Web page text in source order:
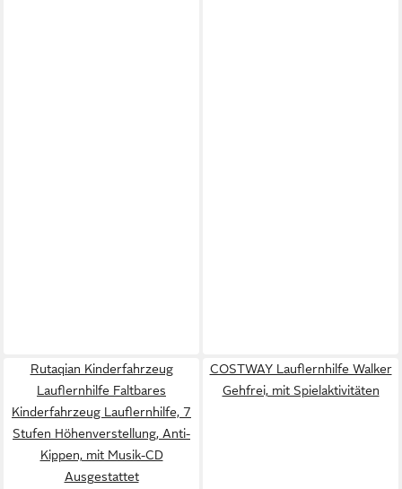
Rutaqian Kinderfahrzeug
Lauflernhilfe Faltbares
Kinderfahrzeug Lauflernhilfe, 7
Stufen Höhenverstellung, Anti-
Kippen, mit Musik-CD
Ausgestattet
COSTWAY Lauflernhilfe Walker
Gehfrei, mit Spielaktivitäten